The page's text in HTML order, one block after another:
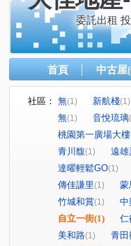
委託出租
首頁 中古屋
社區： 無(1) 新航棧(1)
無(1) 音悅琉璃
桃園第一廣場大樓
青川馥(1) 遠雄
達曜輕鬆GO(1)
傳佳謙里(1) 蒙
竹城和賞(1) 中
自立一街(1) 仁
美和路(1) 青田